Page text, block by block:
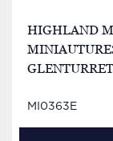
HIGHLAND
MI0363E